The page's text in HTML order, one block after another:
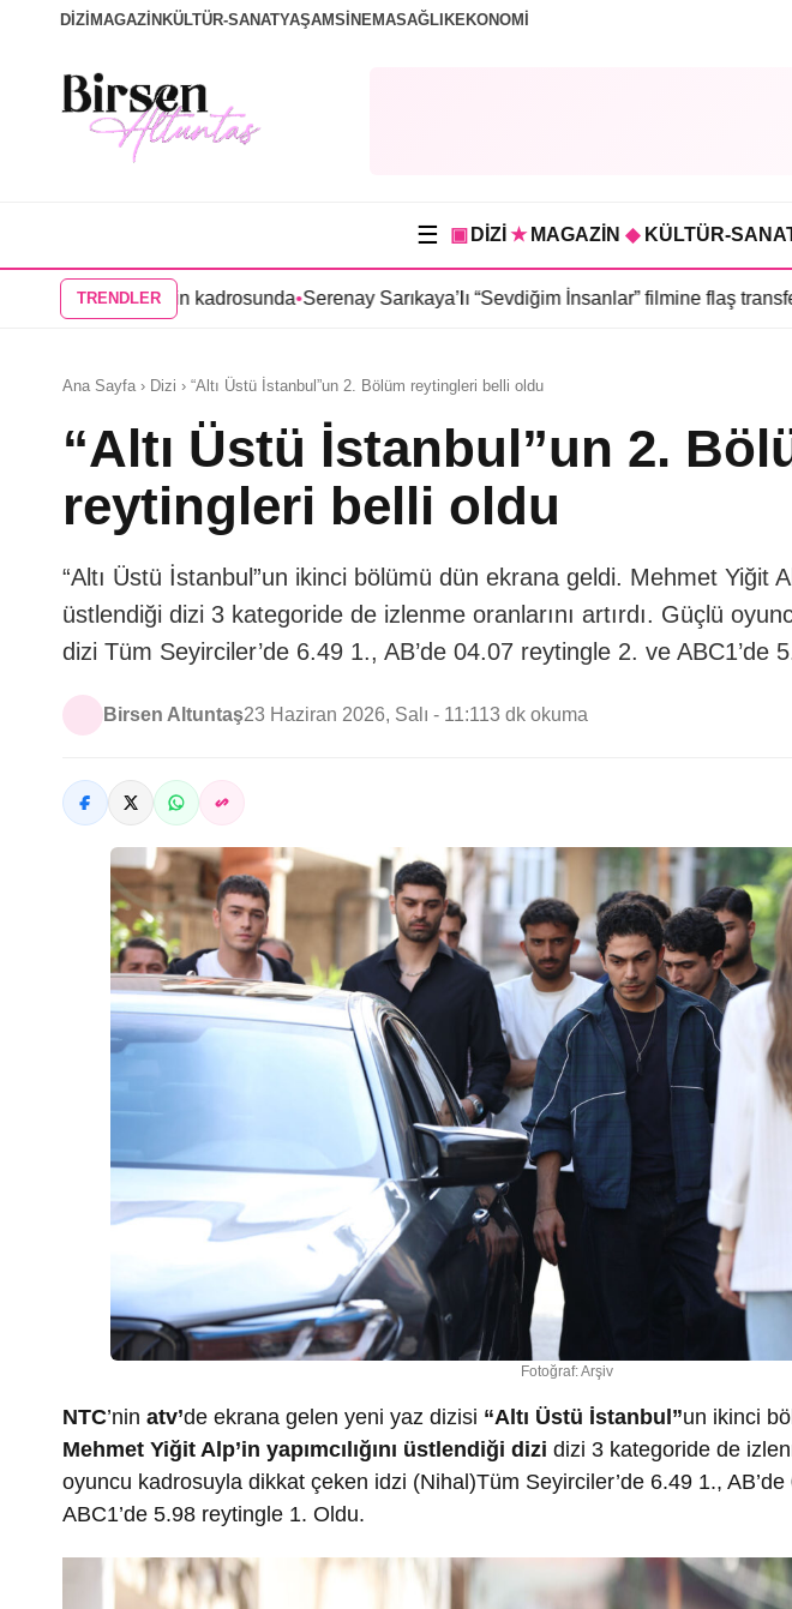
DİZİ MAGAZİN KÜLTÜR-SANATYAŞAMSİNEMASAĞLIKEKONOMİ
☰ ▣ DİZİ ★ MAGAZİN ◆ KÜLTÜR-
TRENDLER
dizisinin kadrosunda •Serenay Sarıkaya’lı “Sevdiğim İnsanlar” filmine flaş transfer, Altın
Ana Sayfa › Dizi › “Altı Üstü İstanbul”un 2. Bölüm reytingleri belli oldu
“Altı Üstü İstanbul”un 2.
reytingleri belli oldu
“Altı Üstü İstanbul”un ikinci bölümü dün ekrana geldi. Mehmet Yiğit
üstlendiği dizi 3 kategoride de izlenme oranlarını artırdı. Güçlü
dizi Tüm Seyirciler’de 6.49 1., AB’de 04.07 reytingle 2. ve ABC1’de
Birsen Altuntaş23 Haziran 2026, Salı - 11:113 dk okuma
Fotoğraf: Arşiv
NTC’nin atv’de ekrana gelen yeni yaz dizisi “Altı Üstü İstanbul”un ikinci
Mehmet Yiğit Alp’in yapımcılığını üstlendiği dizi dizi 3 kategoride de
oyuncu kadrosuyla dikkat çeken idzi (Nihal)Tüm Seyirciler’de 6.49 1.,
ABC1’de 5.98 reytingle 1. Oldu.